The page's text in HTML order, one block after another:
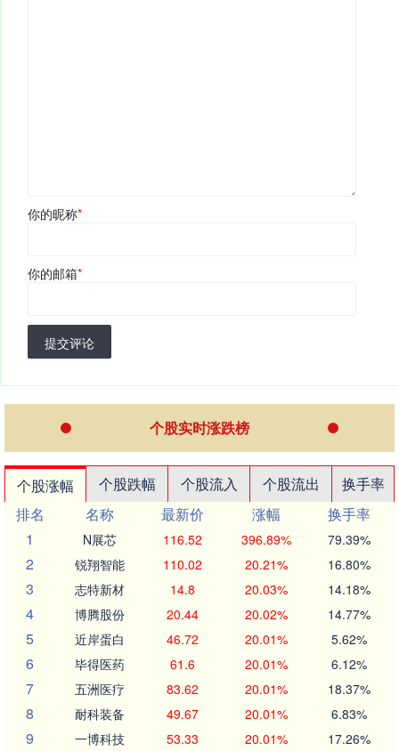
你的昵称*
你的邮箱*
提交评论
个股实时涨跌榜
个股涨幅 个股跌幅 个股流入 个股流出
换手率
排名
名称 最新价 涨幅
换手率
1
N展芯 116.52 396.89% 79.39%
2 锐翔智能 110.02 20.21% 16.80%
3 志特新材 14.8 20.03% 14.18%
4 博腾股份 20.44 20.02% 14.77%
5 近岸蛋白 46.72 20.01% 5.62%
6 毕得医药 61.6 20.01% 6.12%
7 五洲医疗 83.62 20.01% 18.37%
8 耐科装备 49.67 20.01% 6.83%
9 一博科技 53.33 20.01% 17.26%